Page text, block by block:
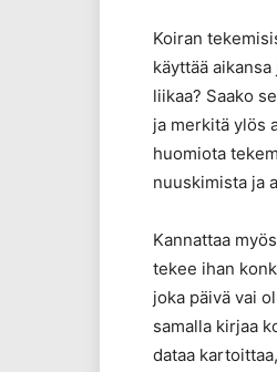
Koiran
käyttää
liikaa? Saako
ja merkitä ylös
huomiota
nuuskimista ja
Kannattaa
tekee ihan
joka päivä vai
samalla kirjaa
dataa